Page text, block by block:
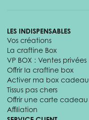
LES INDISPENSABLES
Vos créations
La craftine Box
VP BOX : Ventes privées
Offrir la craftine box
Activer ma box cadeau
Tissus pas chers
Offrir une carte cadeau
Affiliation